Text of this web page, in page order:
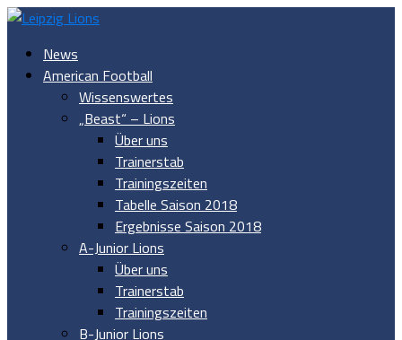
News
American Football
Wissenswertes
„Beast“ – Lions
Über uns
Trainerstab
Trainingszeiten
Tabelle Saison 2018
Ergebnisse Saison 2018
A-Junior Lions
Über uns
Trainerstab
Trainingszeiten
B-Junior Lions